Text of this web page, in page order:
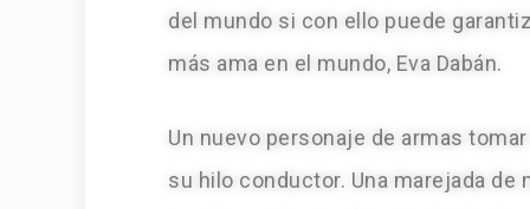
del mundo si con ello puede
más ama en el mundo, Eva Dabán.
Un nuevo personaje de armas
su hilo conductor. Una marejada